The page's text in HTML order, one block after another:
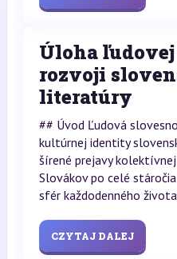
Úloha
rozvoji
literatúry
## Úvod Ľudová
kultúrnej identity
šírené prejavy
Slovákov po celé
sfér každodenného
CZYTAJ DALEJ